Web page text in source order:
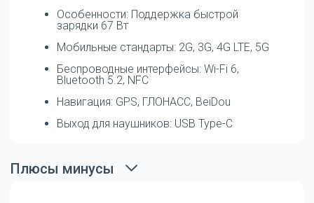
Особенности: Поддержка быстрой
зарядки 67 Вт
Мобильные стандарты: 2G, 3G, 4G LTE, 5G
Беспроводные интерфейсы: Wi-Fi 6,
Bluetooth 5.2, NFC
Навигация: GPS, ГЛОНАСС, BeiDou
Выход для наушников: USB Type-C
Плюсы минусы